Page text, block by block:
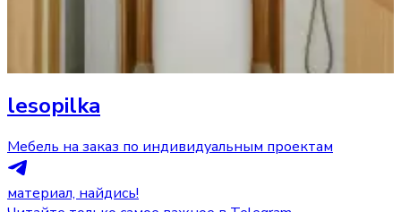
lesopilka
Мебель на заказ по индивидуальным проектам
материал, найдись!